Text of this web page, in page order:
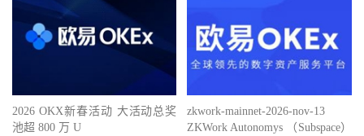
2026 OKX新春活动 大活动总奖
池超 800 万 U
zkwork-mainnet-2026-nov-13
ZKWork Autonomys （Subspace）